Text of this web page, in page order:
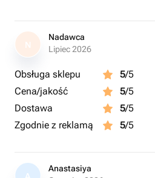
N
Nadawca
Lipiec 2026
Obsługa sklepu 5/5
Cena/jakość
5/5
Dostawa
5/5
Zgodnie z reklamą
5/5
Anastasiya